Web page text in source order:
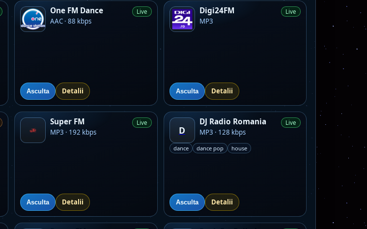
One FM Dance
AAC · 88 kbps
Live
Asculta Detalii
Digi24FM
MP3
Live
Asculta Detalii
Super FM
MP3 · 192 kbps
Live
Asculta Detalii
D
DJ Radio Romania
MP3 · 128 kbps
Live
dance dance pop house
Asculta Detalii